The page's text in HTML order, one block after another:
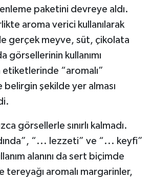
paketini devreye aldı.
aroma verici kullanılarak
gerçek meyve, süt, çikolata
görsellerinin kullanımı
etiketlerinde “aromalı”
belirgin şekilde yer alması
görsellerle sınırlı kalmadı.
“... lezzeti” ve “... keyfi”
alanını da sert biçimde
tereyağı aromalı margarinler,